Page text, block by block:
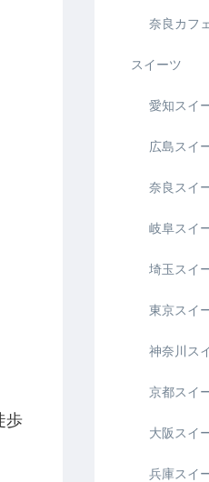
歩
奈良カフェ
スイーツ
愛知スイ
広島スイ
奈良スイ
岐阜スイ
埼玉スイ
東京スイ
神奈川ス
京都スイ
大阪スイ
兵庫スイ